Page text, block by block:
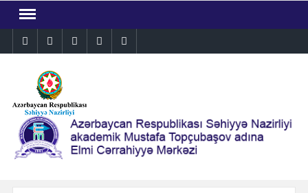
contentInstagramFacebookLinkedinTwitterYouTube